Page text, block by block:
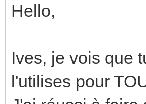
Hello,
Ives, je vois que
l'utilises pour